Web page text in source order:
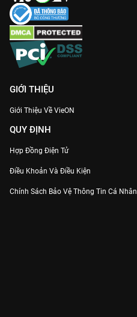
GIỚI THIỆU
Giới Thiệu Về VieON
QUY ĐỊNH
Hợp Đồng Điện Tử
Điều Khoản Và Điều Kiện
Chính Sách Bảo Vệ Thông Tin Cá Nhân